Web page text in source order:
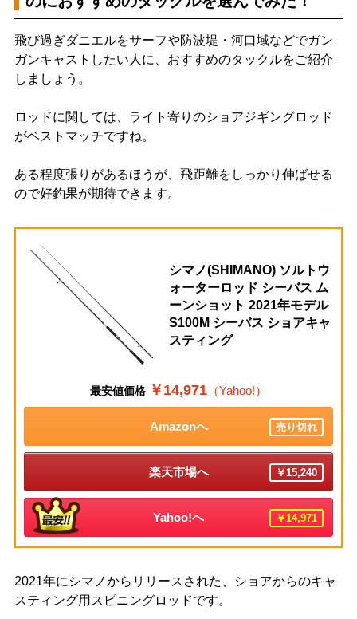
飛び過ぎダニエルをサーフや防波堤・河口域などでガン
ガンキャストしたい人に、おすすめのタックルをご紹介
しましょう。
ロッドに関しては、ライト寄りのショアジギングロッド
がベストマッチですね。
ある程度張りがあるほうが、飛距離をしっかり伸ばせる
ので好釣果が期待できます。
シマノ(SHIMANO) ソルトウ
ォーターロッド シーバス ム
ーンショット 2021年モデル
S100M シーバス ショアキャ
スティング
最安値価格 ￥14,971 （Yahoo!）
Amazonへ 売り切れ
楽天市場へ ￥15,240
Yahoo!へ ￥14,971
2021年にシマノからリリースされた、ショアからのキャ
スティング用スピニングロッドです。